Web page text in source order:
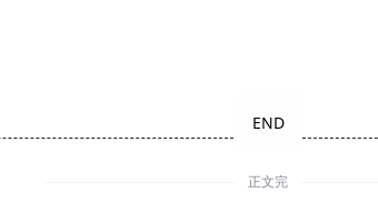
END
正文完